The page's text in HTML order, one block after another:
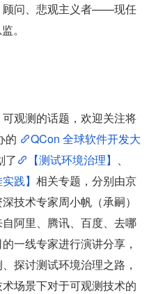
顾问、悲观主义者——现任
。
观测的话题，欢迎关注将
的
QCon 全球软件开发大
了 【测试环境治理】 、
践】 相关专题，分别由京
技术专家周小帆（承嗣）
阿里、腾讯、百度、去哪
一线专家进行演讲分享，
探讨测试环境治理之路，
场景下对于可观测技术的